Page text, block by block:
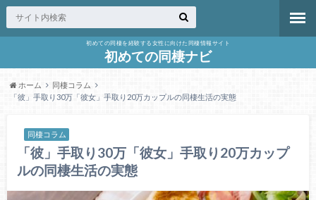
初めての同棲を経験する女性に向けた同棲情報サイト
初めての同棲ナビ
ホーム
同棲コラム
「彼」手取り30万「彼女」手取り20万カップルの同棲生活の実態
同棲コラム
「彼」手取り30万「彼女」手取り20万カップ
ルの同棲生活の実態